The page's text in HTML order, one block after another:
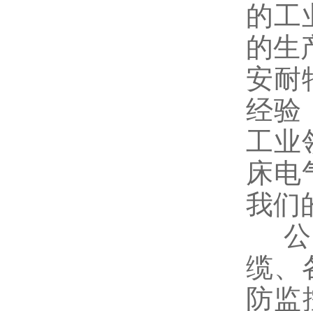
的工
的生
安耐
经验
工业
床电
我们
公
缆、
防监